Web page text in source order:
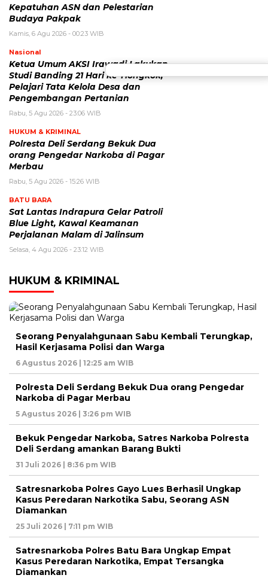
Kepatuhan ASN dan Pelestarian
Budaya Pakpak
Kamis, 6 Agu 2026 - 00:23 WIB
Nasional
Ketua Umum AKSI Irawadi Lakukan
Studi Banding 21 Hari ke Tiongkok,
Pelajari Tata Kelola Desa dan
Pengembangan Pertanian
Rabu, 5 Agu 2026 - 23:06 WIB
HUKUM & KRIMINAL
Polresta Deli Serdang Bekuk Dua
orang Pengedar Narkoba di Pagar
Merbau
Rabu, 5 Agu 2026 - 15:26 WIB
BATU BARA
Sat Lantas Indrapura Gelar Patroli
Blue Light, Kawal Keamanan
Perjalanan Malam di Jalinsum
Selasa, 4 Agu 2026 - 23:12 WIB
HUKUM & KRIMINAL
Seorang Penyalahgunaan Sabu Kembali Terungkap,
Hasil Kerjasama Polisi dan Warga
6 Agustus 2026 | 12:25 am WIB
Polresta Deli Serdang Bekuk Dua orang Pengedar
Narkoba di Pagar Merbau
5 Agustus 2026 | 3:26 pm WIB
Bekuk Pengedar Narkoba, Satres Narkoba Polresta
Deli Serdang amankan Barang Bukti
31 Juli 2026 | 8:36 pm WIB
Satresnarkoba Polres Gayo Lues Berhasil Ungkap
Kasus Peredaran Narkotika Sabu, Seorang ASN
Diamankan
25 Juli 2026 | 7:11 pm WIB
Satresnarkoba Polres Batu Bara Ungkap Empat
Kasus Peredaran Narkotika, Empat Tersangka
Diamankan